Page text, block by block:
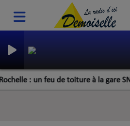
ET MOI
: un feu de toiture à la gare SNCF